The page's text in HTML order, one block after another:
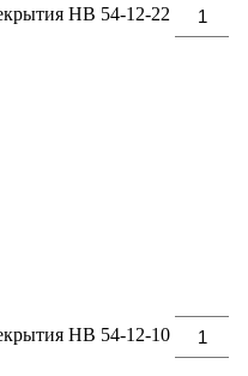
НВ 54-12-22
НВ 54-12-10